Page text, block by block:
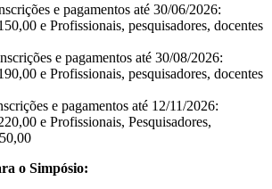
e pagamentos até 30/06/2026:
e Profissionais, pesquisadores, docentes
e pagamentos até 30/08/2026:
e Profissionais, pesquisadores, docentes
e pagamentos até 12/11/2026:
e Profissionais, Pesquisadores,
o Simpósio: